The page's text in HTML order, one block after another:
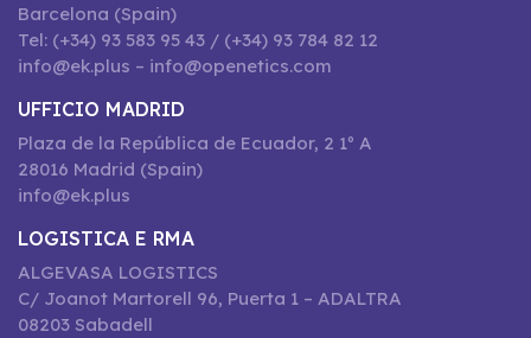
Barcelona (Spain)
Tel: (+34) 93 583 95 43 / (+34) 93 784 82 12
info@ek.plus – info@openetics.com
UFFICIO MADRID
Plaza de la República de Ecuador, 2 1º A
28016 Madrid (Spain)
info@ek.plus
LOGISTICA E RMA
ALGEVASA LOGISTICS
C/ Joanot Martorell 96, Puerta 1 – ADALTRA
08203 Sabadell